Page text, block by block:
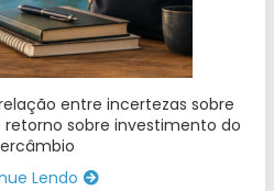
entre incertezas sobre
sobre investimento do
Lendo